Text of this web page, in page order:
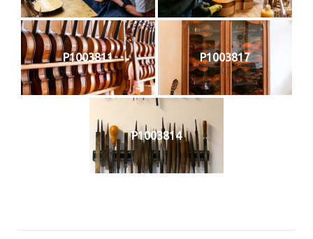
P1003811 P1003817
P1003814